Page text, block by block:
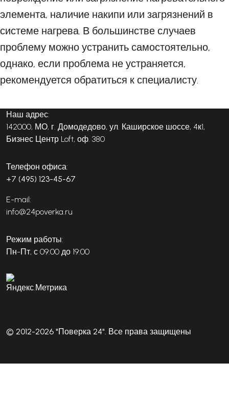
элемента, наличие накипи или загрязнений в
системе нагрева. В большинстве случаев
проблему можно устранить самостоятельно,
однако, если проблема не устраняется,
рекомендуется обратиться к специалисту.
Наш адрес:
142000, МО, г. Домодедово, ул. Каширское шоссе, 4к1,
Бизнес Центр Loft, оф. 380
Телефон офиса:
+7 (495) 123-45-67
E-mail:
info@24poverka.ru
Режим работы:
Пн-Пт, с 09:00 до 19:00
© 2012-2026 "Поверка 24". Все права защищены